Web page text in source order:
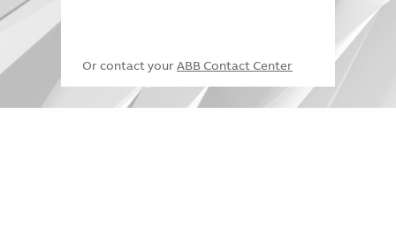
Or contact your ABB Contact Center